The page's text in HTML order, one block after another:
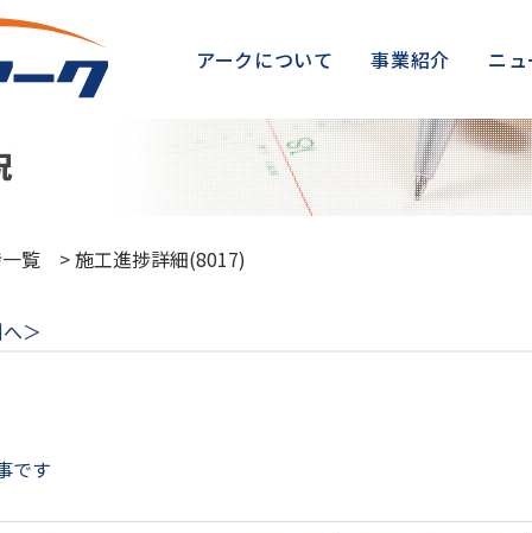
アークについて 事業紹介 ニ
覧 >施工進捗詳細(8017)
＞
です